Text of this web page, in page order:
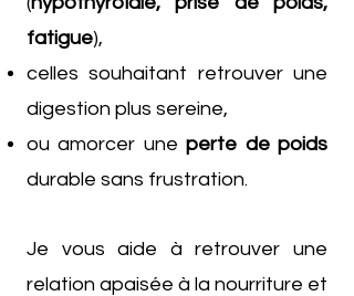
fatigue),
celles souhaitant retrouver une
digestion plus sereine,
ou amorcer uneperte de poids
durable sans frustration.
Je vous aide à retrouver une
relation apaisée à la nourriture et